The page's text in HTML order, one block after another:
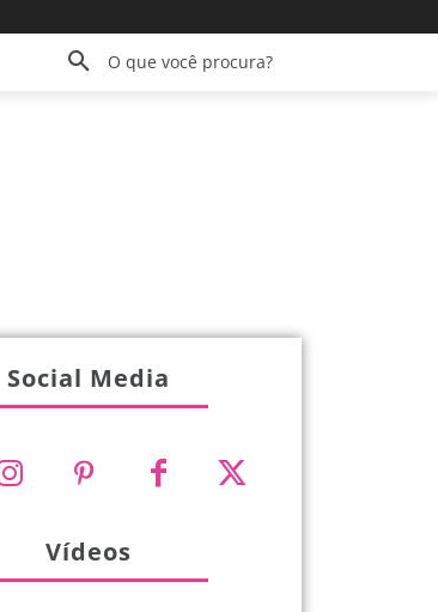
O que você procura?
Social Media
Vídeos